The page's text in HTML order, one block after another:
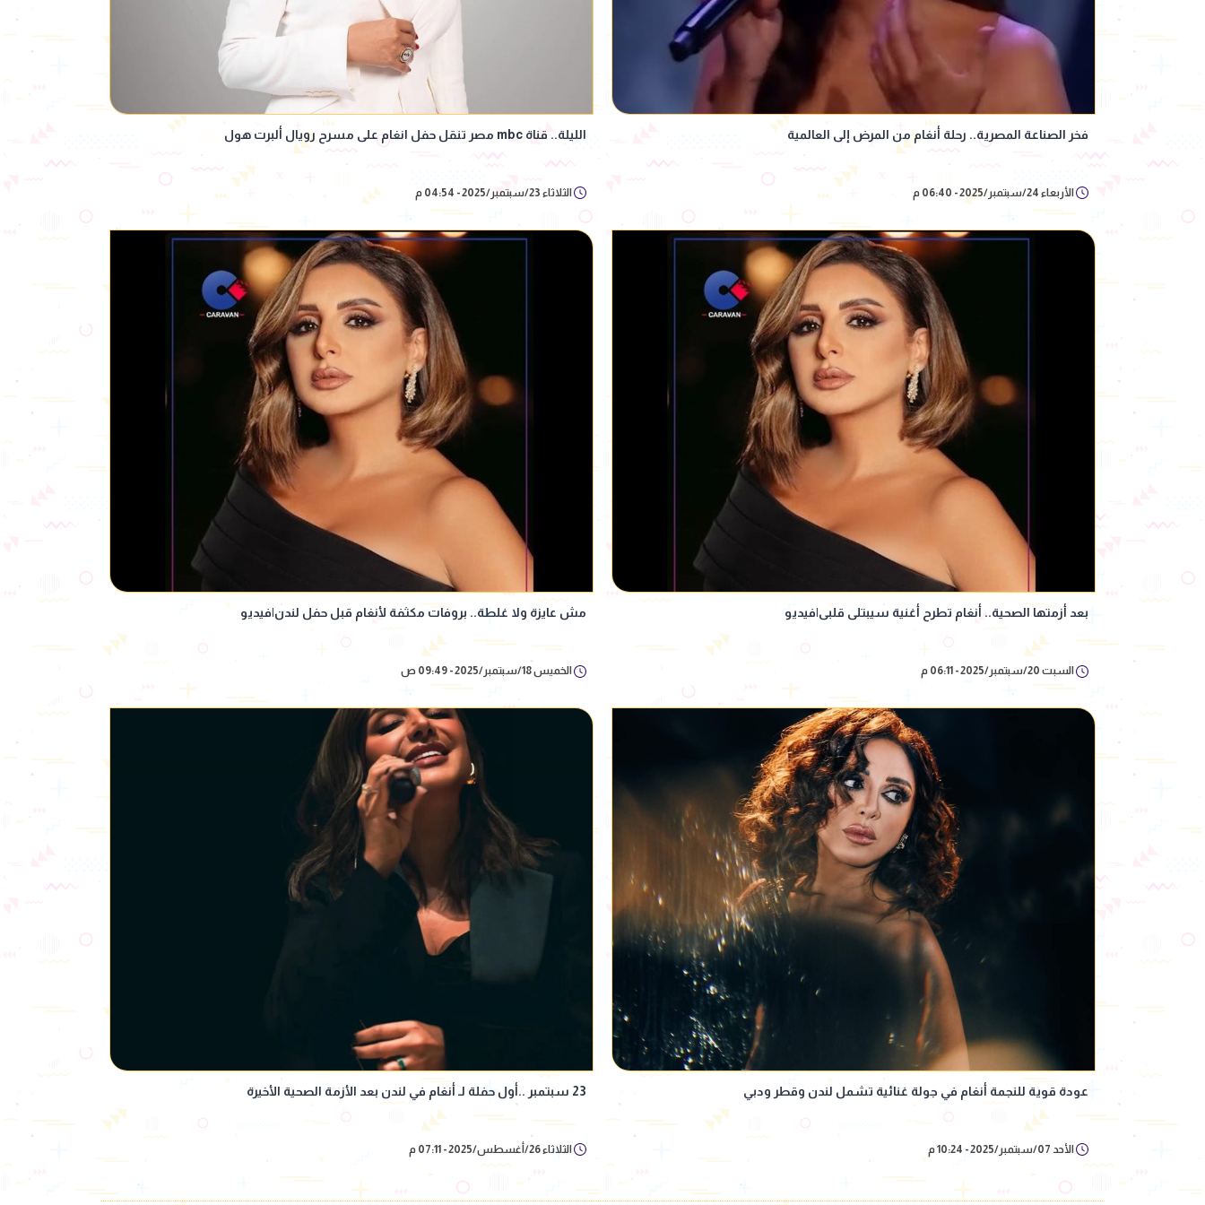
فخر الصناعة المصرية.. رحلة أنغام من المرض إلى العالمية
الأربعاء 24/سبتمبر/2025 - 06:40 م
الليلة.. قناة mbc مصر تنقل حفل انغام على مسرح رويال ألبرت هول
الثلاثاء 23/سبتمبر/2025 - 04:54 م
بعد أزمتها الصحية.. أنغام تطرح أغنية سيبتلى قلبى|فيديو
السبت 20/سبتمبر/2025 - 06:11 م
مش عايزة ولا غلطة.. بروفات مكثفة لأنغام قبل حفل لندن|فيديو
الخميس 18/سبتمبر/2025 - 09:49 ص
عودة قوية للنجمة أنغام في جولة غنائية تشمل لندن وقطر ودبي
الأحد 07/سبتمبر/2025 - 10:24 م
23 سبتمبر ..أول حفلة لـ أنغام في لندن بعد الأزمة الصحية الأخيرة
الثلاثاء 26/أغسطس/2025 - 07:11 م